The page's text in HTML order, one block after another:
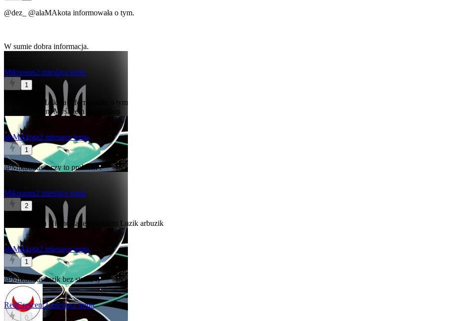
@dez_ @alaMAkota informowała o tym.
W sumie dobra informacja.
Mikuuuus2 miesiące temu
1
@alaMAkota informowała o tym
@RedCrescent Myślałem że to chłop
alaMAkota2 miesiące temu
1
@Mikuuuusa czy to problem ?
Mikuuuus2 miesiące temu
2
@alaMAkota Nie no żaden problem Luzik arbuzik
alaMAkota2 miesiące temu
1
@Mikuuuusluzik bez stresu :)
RedCrescent2 miesiące temu
0